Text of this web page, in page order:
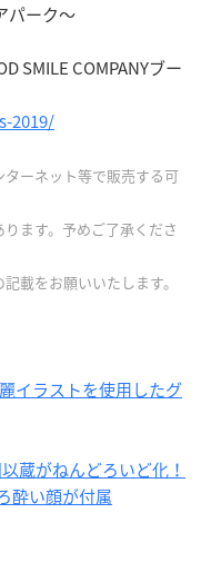
パーク～
SMILE COMPANYブー
2019/
ーネット等で販売する可
ます。予めご了承くださ
載をお願いいたします。
イラストを使用したグ
蔵がねんどろいど化！
酔い顔が付属